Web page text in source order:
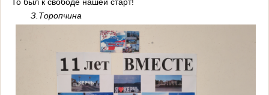
З.Торопчина